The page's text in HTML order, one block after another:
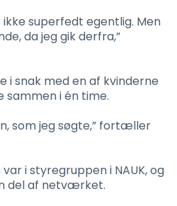
superfedt egentlig. Men
da jeg gik derfra,”
i snak med en af kvinderne
sammen i én time.
som jeg søgte,” fortæller
i styregruppen i NAUK, og
del af netværket.